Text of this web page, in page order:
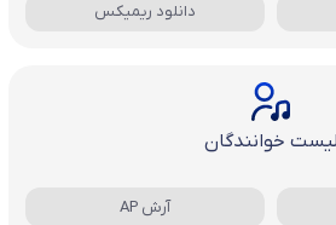
دانلود ریمیکس
لیست خوانندگان
آرش AP